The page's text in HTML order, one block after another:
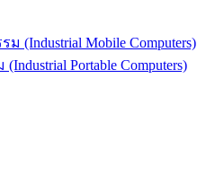
Mobile Computers)
Portable Computers)